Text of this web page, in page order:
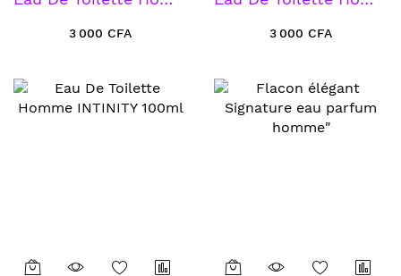
3 000 CFA 3 000 CFA